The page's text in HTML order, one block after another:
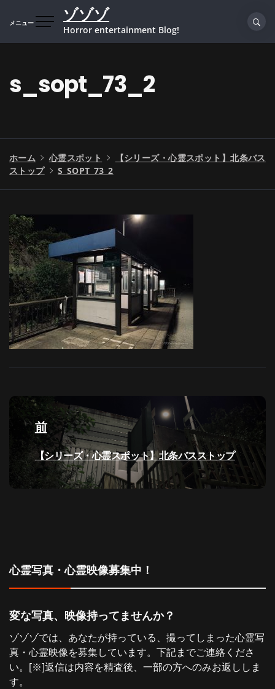
プ
メニュー ゾゾゾ
Horror entertainment Blog!
s_sopt_73_2
ホーム 心霊スポット
【シリーズ・心霊スポット】北条バス
ストップ
S_SOPT_73_2
投
稿
ナ
ビ
シ
ョ
ン
前
過
の
【シリーズ・心霊スポット】北条バスストップ
心霊写真・心霊映像募集中！
変な写真、映像持ってませんか？
ゾゾゾでは、あなたが持っている、撮ってしまった心霊写
真・心霊映像を募集しています。下記までご連絡くださ
い。[※]返信は内容を精査後、一部の方へのみお返ししま
す。